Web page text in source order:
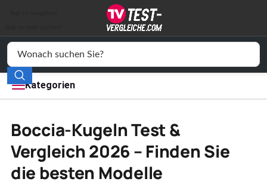
Kategorien
Elektronik
Freizeit
Wohnen
Boccia-Kugeln Test &
Vergleich 2026 – Finden Sie
die besten Modelle